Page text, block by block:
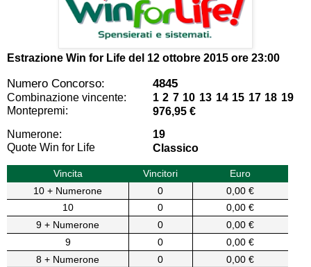
Estrazione Win for Life del 12 ottobre 2015 ore 23:00
Numero Concorso: 4845
Combinazione vincente:
1 2 7 10 13 14 15 17 18 19
Montepremi:
976,95 €
Numerone:
19
Quote Win for Life
Classico
Vincita Vincitori
Euro
10 + Numerone
0
0,00 €
10
0
0,00 €
9 + Numerone
0
0,00 €
9
0
0,00 €
8 + Numerone
0
0,00 €